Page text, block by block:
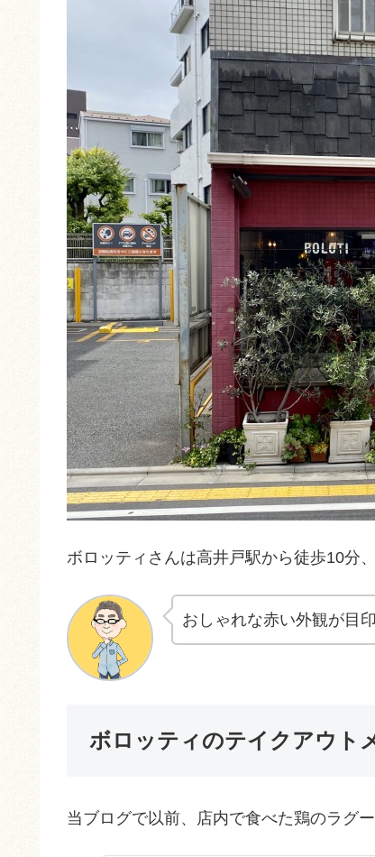
ボロッティさんは高井戸駅から徒歩10分
おしゃれな赤い外観が目
ボロッティのテイクアウト
当ブログで以前、店内で食べた鶏のラグ